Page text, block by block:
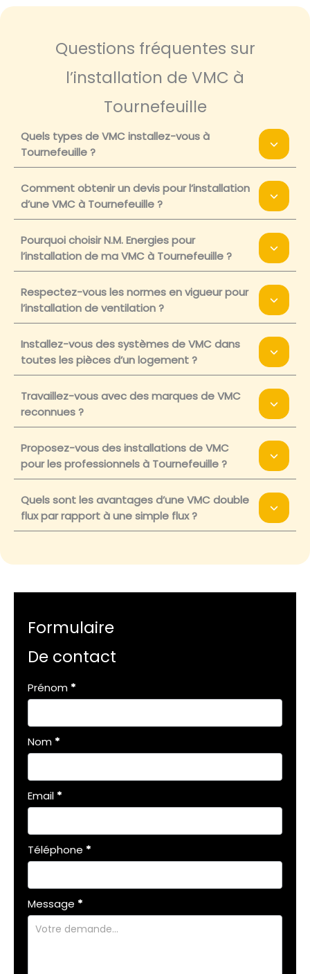
Questions fréquentes sur
l’installation de VMC à
Tournefeuille
Quels types de VMC installez-vous à
Tournefeuille ?
Comment obtenir un devis pour l’installation
d’une VMC à Tournefeuille ?
Pourquoi choisir N.M. Energies pour
l’installation de ma VMC à Tournefeuille ?
Respectez-vous les normes en vigueur pour
l’installation de ventilation ?
Installez-vous des systèmes de VMC dans
toutes les pièces d’un logement ?
Travaillez-vous avec des marques de VMC
reconnues ?
Proposez-vous des installations de VMC
pour les professionnels à Tournefeuille ?
Quels sont les avantages d’une VMC double
flux par rapport à une simple flux ?
Formulaire
De contact
Formulaire
simple
avec
téléphone
Prénom *
Nom *
Email *
Téléphone *
Message *